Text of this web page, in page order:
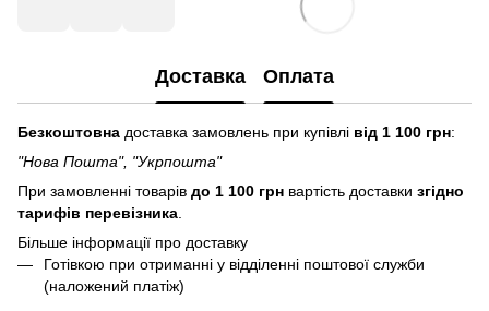
Доставка Оплата
Безкоштовна доставка замовлень при купівлі від 1 100 грн:
"Нова Пошта", "Укрпошта"
При замовленні товарів до 1 100 грн вартість доставки згідно
тарифів перевізника
Більше інформації про доставку
Готівкою при отриманні у відділенні поштової служби
(наложений платіж)